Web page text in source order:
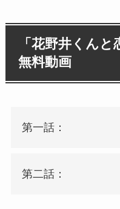
「花野井くん
無料動画
第一話：
第二話：